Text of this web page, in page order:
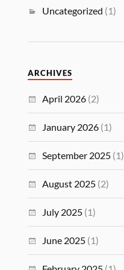
Uncategorized (1)
ARCHIVES
April 2026 (2)
January 2026 (1)
September 2025 (1)
August 2025 (2)
July 2025 (1)
June 2025 (1)